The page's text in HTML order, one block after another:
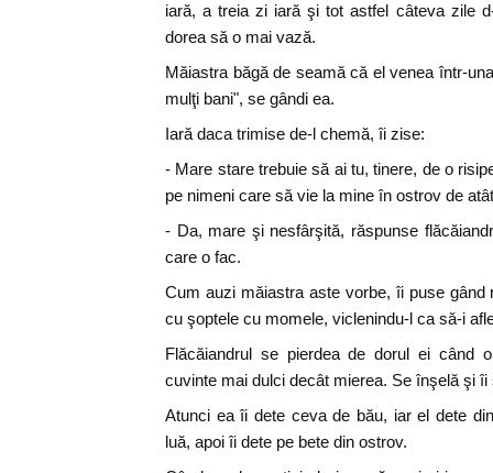
iară, a treia zi iară şi tot astfel câteva zile
dorea să o mai vază.
Măiastra băgă de seamă că el venea într-
mulţi bani", se gândi ea.
Iară daca trimise de-l chemă, îi zise:
- Mare stare trebuie să ai tu, tinere, de o
pe nimeni care să vie la mine în ostrov de
- Da, mare şi nesfârşită, răspunse
care o fac.
Cum auzi măiastra aste vorbe, îi puse gând
cu şoptele cu momele, viclenindu-l ca să-i
Flăcăiandrul se pierdea de dorul ei când
cuvinte mai dulci decât mierea. Se înşelă şi îi
Atunci ea îi dete ceva de bău, iar el dete
luă, apoi îi dete pe bete din ostrov.